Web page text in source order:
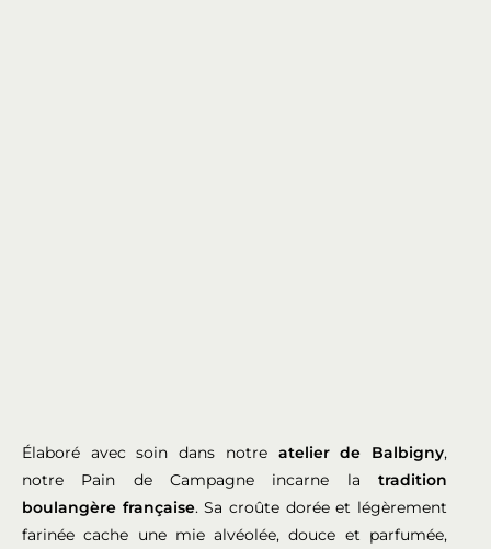
Élaboré avec soin dans notre atelier de Balbigny,
notre Pain de Campagne incarne la tradition
boulangère française. Sa croûte dorée et légèrement
farinée cache une mie alvéolée, douce et parfumée,